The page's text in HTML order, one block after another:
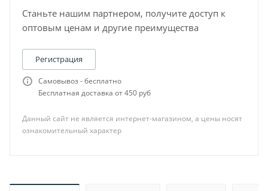
Станьте нашим партнером, получите доступ к
оптовым ценам и другие преимущества
Регистрация
Самовывоз - бесплатно
Бесплатная доставка от 450 руб
Данный сайт не является интернет-магазином, а цены носят
ознакомительный характер